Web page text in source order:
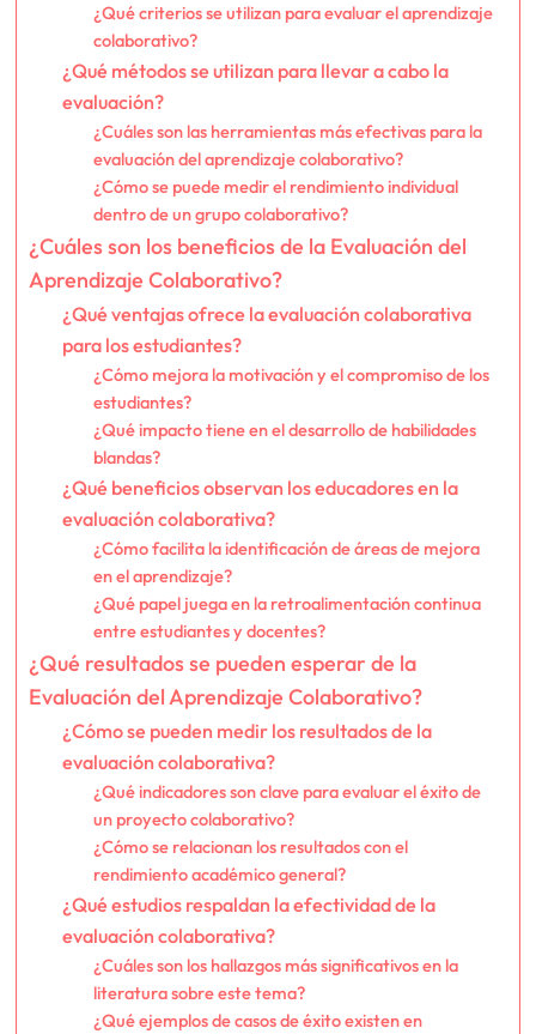
¿Qué criterios se utilizan para evaluar el aprendizaje
colaborativo?
¿Qué métodos se utilizan para llevar a cabo la
evaluación?
¿Cuáles son las herramientas más efectivas para la
evaluación del aprendizaje colaborativo?
¿Cómo se puede medir el rendimiento individual
dentro de un grupo colaborativo?
¿Cuáles son los beneficios de la Evaluación del
Aprendizaje Colaborativo?
¿Qué ventajas ofrece la evaluación colaborativa
para los estudiantes?
¿Cómo mejora la motivación y el compromiso de los
estudiantes?
¿Qué impacto tiene en el desarrollo de habilidades
blandas?
¿Qué beneficios observan los educadores en la
evaluación colaborativa?
¿Cómo facilita la identificación de áreas de mejora
en el aprendizaje?
¿Qué papel juega en la retroalimentación continua
entre estudiantes y docentes?
¿Qué resultados se pueden esperar de la
Evaluación del Aprendizaje Colaborativo?
¿Cómo se pueden medir los resultados de la
evaluación colaborativa?
¿Qué indicadores son clave para evaluar el éxito de
un proyecto colaborativo?
¿Cómo se relacionan los resultados con el
rendimiento académico general?
¿Qué estudios respaldan la efectividad de la
evaluación colaborativa?
¿Cuáles son los hallazgos más significativos en la
literatura sobre este tema?
¿Qué ejemplos de casos de éxito existen en